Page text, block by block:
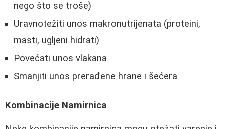
nego što se troše)
Uravnotežiti unos makronutrijenata (proteini,
masti, ugljeni hidrati)
Povećati unos vlakana
Smanjiti unos prerađene hrane i šećera
Kombinacije Namirnica